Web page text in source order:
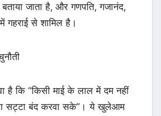
जाता है, और गणपति, गजानंद,
से शामिल है।
है कि “किसी माई के लाल में दम नहीं
सट्टा बंद करवा सके”। ये खुलेआम